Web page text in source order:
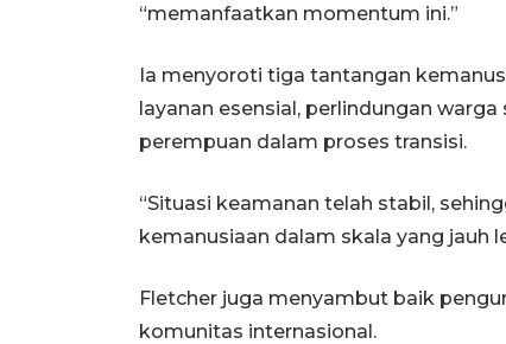
“memanfaatkan momentum ini.”
Ia menyoroti tiga tantangan
layanan esensial, perlindungan
perempuan dalam proses transisi.
“Situasi keamanan telah stabil,
kemanusiaan dalam skala yang jauh
Fletcher juga menyambut baik
komunitas internasional.